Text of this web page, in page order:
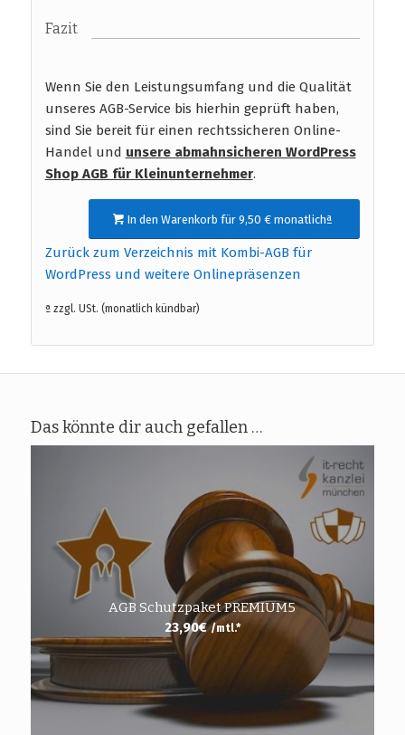
Fazit
Wenn Sie den Leistungsumfang und die Qualität
unseres AGB-Service bis hierhin geprüft haben,
sind Sie bereit für einen rechtssicheren Online-
Handel und unsere abmahnsicheren WordPress
Shop AGB für Kleinunternehmer.
In den Warenkorb für 9,50 € monatlichª
Zurück zum Verzeichnis mit Kombi-AGB für
WordPress und weitere Onlinepräsenzen
ª zzgl. USt. (monatlich kündbar)
Das könnte dir auch gefallen …
AGB Schutzpaket PREMIUM5
23,90€ /mtl.*